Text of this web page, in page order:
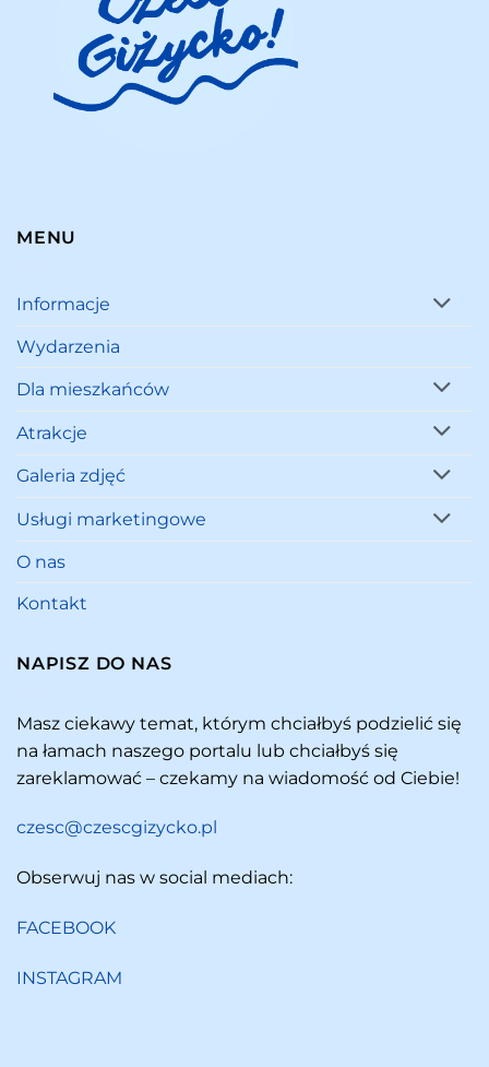
MENU
Informacje
Wydarzenia
Dla mieszkańców
Atrakcje
Galeria zdjęć
Usługi marketingowe
O nas
Kontakt
NAPISZ DO NAS
Masz ciekawy temat, którym chciałbyś podzielić się
na łamach naszego portalu lub chciałbyś się
zareklamować – czekamy na wiadomość od Ciebie!
czesc@czescgizycko.pl
Obserwuj nas w social mediach:
FACEBOOK
INSTAGRAM